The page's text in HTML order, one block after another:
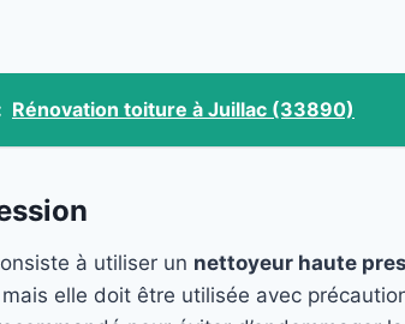
Rénovation toiture à Juillac (33890)
à utiliser un nettoyeur haute
elle doit être utilisée avec